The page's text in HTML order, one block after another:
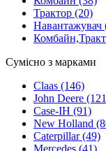
Трактор (20)
Навантажувач
Сумісно з марками
Claas (146)
John Deere
Case-IH (91)
New Holland
Caterpillar (49)
Mercedes (41)